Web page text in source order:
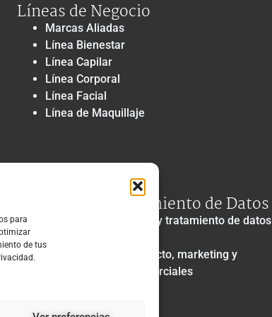
para
de tus
Líneas de Negocio
Marcas Aliadas
Línea Bienestar
Línea Capilar
Línea Corporal
Línea Facial
Línea de Maquillaje
Privacidad y Tratamiento de Datos
Política de privacidad y tratamiento de datos
Autorización de contacto, marketing y
comunicaciones comerciales